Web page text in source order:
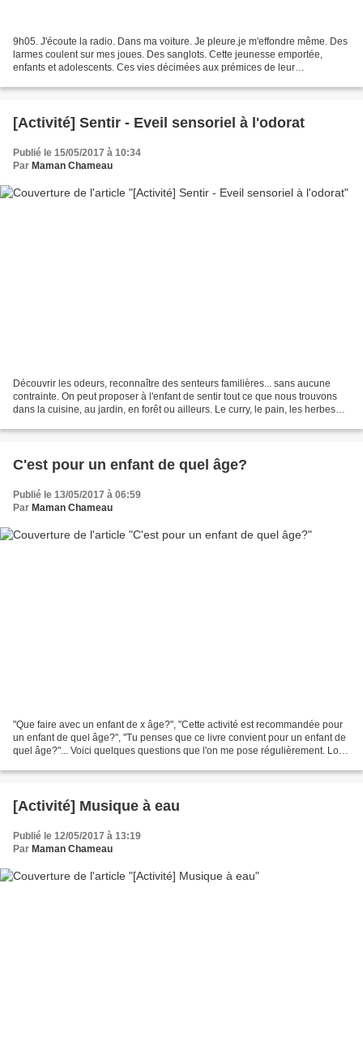
9h05. J'écoute la radio. Dans ma voiture. Je pleure.je m'effondre même. Des
larmes coulent sur mes joues. Des sanglots. Cette jeunesse emportée,
enfants et adolescents. Ces vies décimées aux prémices de leur
[Activité] Sentir - Eveil sensoriel à l'odorat
Publié le 15/05/2017 à 10:34
Par Maman Chameau
Découvrir les odeurs, reconnaître des senteurs familières... sans aucune
contrainte. On peut proposer à l'enfant de sentir tout ce que nous trouvons
dans la cuisine, au jardin, en forêt ou ailleurs. Le curry, le pain, les herbes
C'est pour un enfant de quel âge?
Publié le 13/05/2017 à 06:59
Par Maman Chameau
"Que faire avec un enfant de x âge?", "Cette activité est recommandée pour
un enfant de quel âge?", "Tu penses que ce livre convient pour un enfant de
quel âge?"... Voici quelques questions que l'on me pose régulièrement. Loin
[Activité] Musique à eau
Publié le 12/05/2017 à 13:19
Par Maman Chameau